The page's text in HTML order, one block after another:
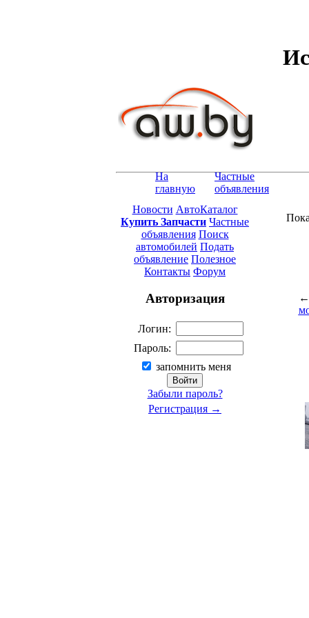
На
главную
Частные
объявления
Новости АвтоКаталог
Купить Запчасти Частные
объявления Поиск
автомобилей Подать
объявление Полезное
Контакты Форум
Авторизация
Логин:
Пароль:
запомнить меня
Забыли пароль?
Регистрация →